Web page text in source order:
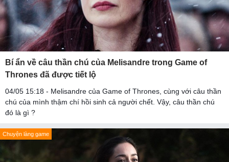
Bí ẩn về câu thần chú của Melisandre trong Game of
Thrones đã được tiết lộ
04/05 15:18 - Melisandre của Game of Thrones, cùng với câu thần
chú của mình thậm chí hồi sinh cả người chết. Vậy, câu thần chú
đó là gì ?
Chuyện làng game